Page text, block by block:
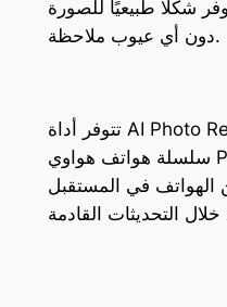
شكلًا طبيعيًا للصورة
دون أي عيوب ملاحظة.
تتوفر أداة AI Photo Retouch في جميع إصدارات
سلسلة هواتف هواوي Pura 70، ومن المتوقع أن
الهواتف في المستقبل